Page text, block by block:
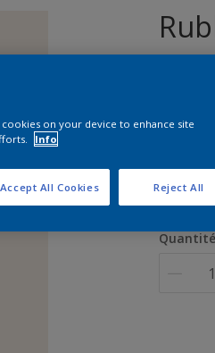
Quantité
on your device to enhance site
Info
Reject All
Accept All Cookies